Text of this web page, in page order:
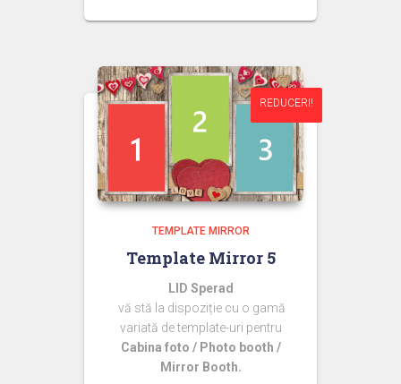
a
60,00 lei.
este:
REDUCERI!
REDUCERI!
TEMPLATE MIRROR
Template Mirror 5
LID Sperad
vă stă la dispoziție cu o gamă
variată de template-uri pentru
Cabina foto / Photo booth /
Mirror Booth.